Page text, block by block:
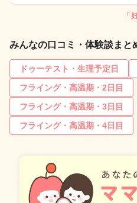
「
みんなの口コミ・体験談まと
ドゥーテスト・生理予定日
フライング・高温期・2日目
フライング・高温期・3日目
フライング・高温期・4日目